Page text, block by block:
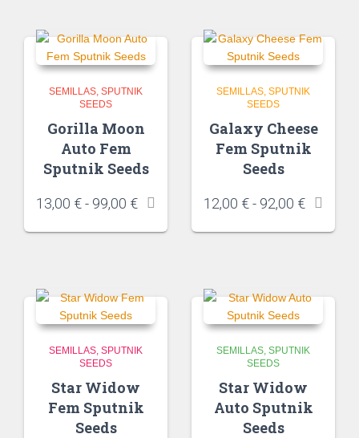
SEMILLAS SPUTNIK
SEEDS
Gorilla Moon
Auto Fem
Sputnik Seeds
13,00 €- 99,00 €
SEMILLAS SPUTNIK
SEEDS
Galaxy Cheese
Fem Sputnik
Seeds
12,00 €- 92,00 €
SEMILLAS SPUTNIK
SEEDS
Star Widow
Fem Sputnik
Seeds
SEMILLAS SPUTNIK
SEEDS
Star Widow
Auto Sputnik
Seeds